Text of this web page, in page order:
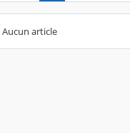
Aucun article